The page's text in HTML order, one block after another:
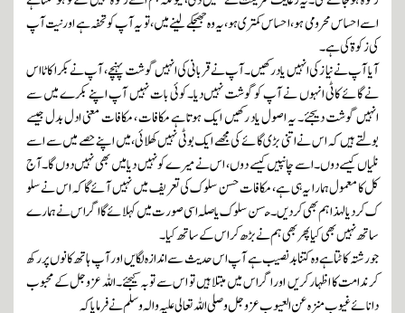
اسے احساس محرومی ہو، احساس کمتری ہو،یہ وہ جھجکے لینے میں ، تو یہ آ پ کو تحفہ ہے اور نیت آپ
کی زکوۃ کی ہے۔
آیا آپ نے نیا زکی انہیں یاد رکھیں۔آپ نے قربانی کی انہیں گوشت پہنچے ، آپ نے بکرا کاٹا اس
نے گائے کاٹی انہوں نے آپ کو گوشت نہیں دیا۔کوئی بات نہیں آپ اپنے بکرے میں سے
انہیں گوشت دیجئے۔ یہ اصول یاد رکھیں ایک ہوتا ہے مکافات ، مکافات معنی ادل بدل جیسے
بولتے ہیں کہ اس نے اتنی بڑی گائے کی مجھے ایک بوٹی نہیں کھلائی،میں اپنے حصے میں سے اسے
نلیاں کیسے دوں۔اسے چانپیں کیسے دوں ، اس نے میرے کو نہیں دیا میں بھی نہیں دوں گا۔ آج
کل کا معمول ہمارا یہ ہی ہے ، مکافات حسن سلوک کی تعریف میں نہیں آئے گا کہ اس نے سلو
ک کردیا لہذا ہم بھی کردیں ۔ حسنسلوک یا صلہ اسی صورت میں کہلائے گا اگر اس نے ہمارے
ساتھ نہیں بھی کیا پھر بھی ہم نے بڑھ کر اس کے ساتھ کیا۔
جو رشتہ کاٹتا ہے وہ کتنا بدنصیب ہے آپ اس حدیث سے اندازہ لگایں اور آپ ہاتھ کانوں پر رکھ
کر ندامت کا اظہار کریں اوراگر اس میں مبتلا ہیں تو اس سے توبہ کیجئے۔ اللہ عزوجل کے محبوب
دانائے غیوب منزہ عن العیوب عزوجل و صلی اللہ تعالی علیہ والہ وسلم نے فرمایاکہ